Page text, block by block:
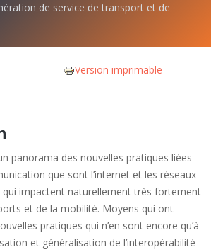
de service de transport et de
Version imprimable
panorama des nouvelles pratiques liées
que sont l’internet et les réseaux
qui impactent naturellement très fortement
et de la mobilité. Moyens qui ont
pratiques qui n’en sont encore qu’à
et généralisation de l’interopérabilité